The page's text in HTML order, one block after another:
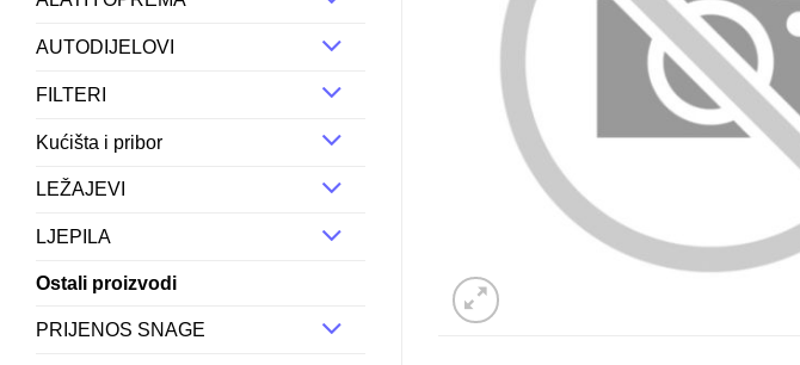
AUTODIJELOVI
FILTERI
Kućišta i pribor
LEŽAJEVI
LJEPILA
Ostali proizvodi
PRIJENOS SNAGE